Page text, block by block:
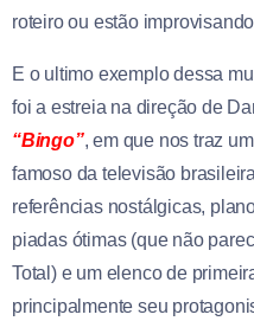
roteiro ou estão
E o ultimo exemplo dessa
foi a estreia na direção de
“Bingo”, em que nos traz
famoso da televisão
referências nostálgicas,
piadas ótimas (que não
Total) e um elenco de
principalmente seu